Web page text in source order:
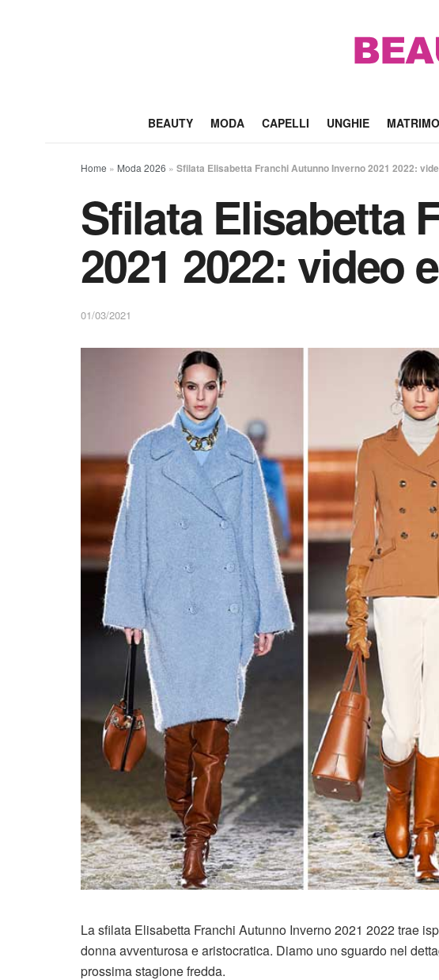
BEAUTY MODA CAPELLI UNGHIE
Home » Moda 2026 » Sfilata Elisabetta Franchi Autunno Inverno 2021 2022:
Sfilata Elisabetta
2021 2022: video
01/03/2021
La sfilata Elisabetta Franchi Autunno Inverno 2021 2022 trae
donna avventurosa e aristocratica. Diamo uno sguardo nel
prossima stagione fredda.